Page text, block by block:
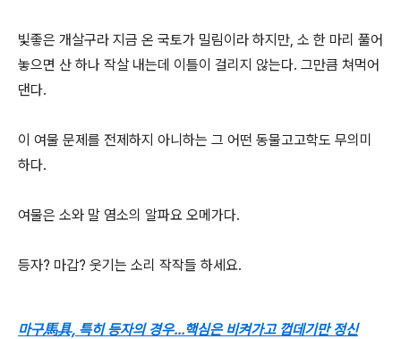
빛좋은 개살구라 지금 온 국토가 밀림이라 하지만, 소 한 마리 풀어
놓으면 산 하나 작살 내는데 이틀이 걸리지 않는다. 그만큼 쳐먹어
댄다.
이 여물 문제를 전제하지 아니하는 그 어떤 동물고고학도 무의미
하다.
여물은 소와 말 염소의 알파요 오메가다.
등자? 마갑? 웃기는 소리 작작들 하세요.
마구馬具, 특히 등자의 경우...핵심은 비켜가고 껍데기만 정신